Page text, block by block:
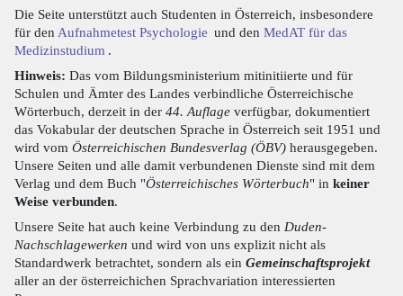
Die Seite unterstützt auch Studenten in Österreich, insbesondere
für den Aufnahmetest Psychologie und den MedAT für das
Medizinstudium .
Hinweis: Das vom Bildungsministerium mitinitiierte und für
Schulen und Ämter des Landes verbindliche Österreichische
Wörterbuch, derzeit in der 44. Auflage verfügbar, dokumentiert
das Vokabular der deutschen Sprache in Österreich seit 1951 und
wird vom Österreichischen Bundesverlag (ÖBV) herausgegeben.
Unsere Seiten und alle damit verbundenen Dienste sind mit dem
Verlag und dem Buch "Österreichisches Wörterbuch" in keiner
Weise verbunden.
Unsere Seite hat auch keine Verbindung zu den Duden-
Nachschlagewerken und wird von uns explizit nicht als
Standardwerk betrachtet, sondern als ein Gemeinschaftsprojekt
aller an der österreichichen Sprachvariation interessierten